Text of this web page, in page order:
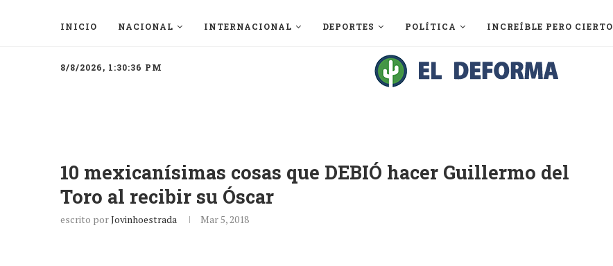
INICIO NACIONAL INTERNACIONAL DEPORTES POLÍTICA INCREÍBLE PERO CIERTO
8/8/2026, 1:30:36 PM
10 mexicanísimas cosas que DEBIÓ hacer Guillermo del
Toro al recibir su Óscar
escrito porJovinhoestrada Mar 5, 2018